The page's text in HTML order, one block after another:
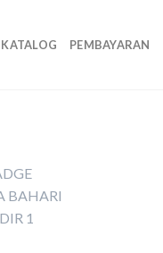
KATALOG PEMBAYARAN